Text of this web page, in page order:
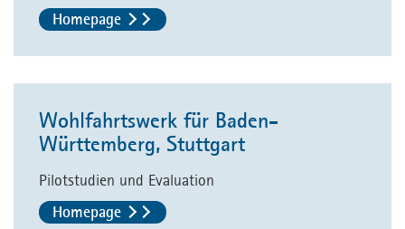
Homepage
Wohlfahrtswerk für Baden-
Württemberg, Stuttgart
Pilotstudien und Evaluation
Homepage